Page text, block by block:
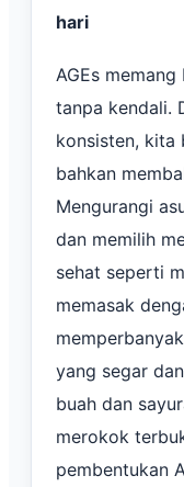
hari
AGEs
tanpa kendali.
konsisten,
bahkan
Mengurangi
dan memilih
sehat seperti
memasak
yang segar
buah dan
merokok
pembentukan